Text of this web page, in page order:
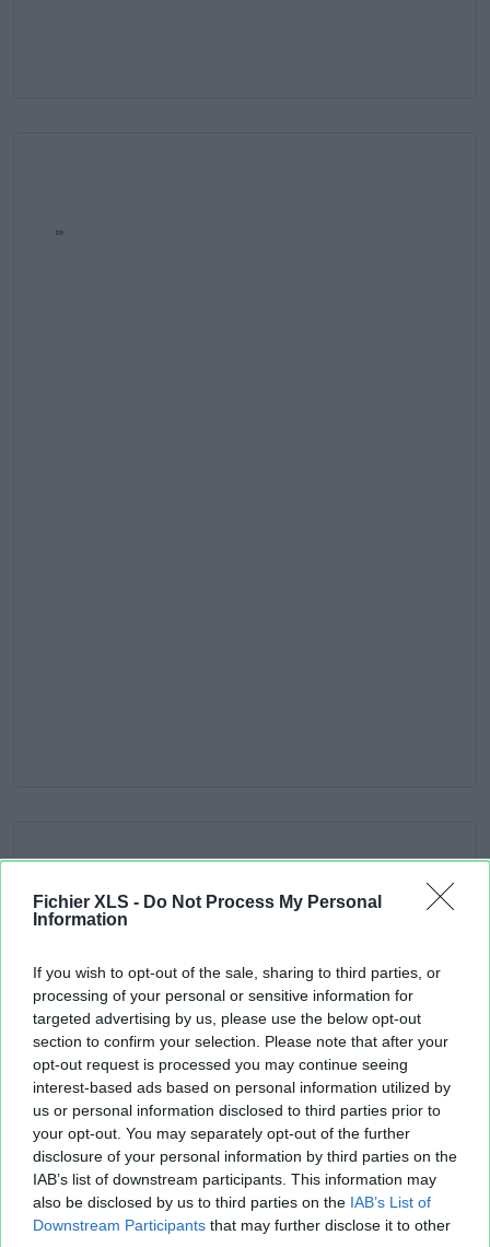
Fichier XLS - Do Not Process My Personal
Information
If you wish to opt-out of the sale, sharing to third parties, or
processing of your personal or sensitive information for
targeted advertising by us, please use the below opt-out
section to confirm your selection. Please note that after your
opt-out request is processed you may continue seeing
interest-based ads based on personal information utilized by
us or personal information disclosed to third parties prior to
your opt-out. You may separately opt-out of the further
disclosure of your personal information by third parties on the
IAB’s list of downstream participants. This information may
also be disclosed by us to third parties on the IAB’s List of
Downstream Participants that may further disclose it to other